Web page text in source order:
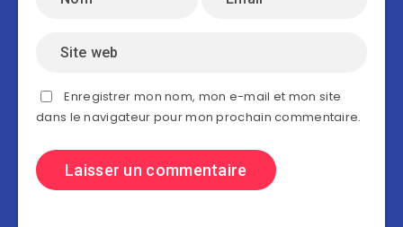
Enregistrer mon nom, mon e-mail et mon site
dans le navigateur pour mon prochain commentaire.